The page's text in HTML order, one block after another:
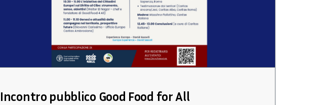
Incontro pubblico Good Food for All